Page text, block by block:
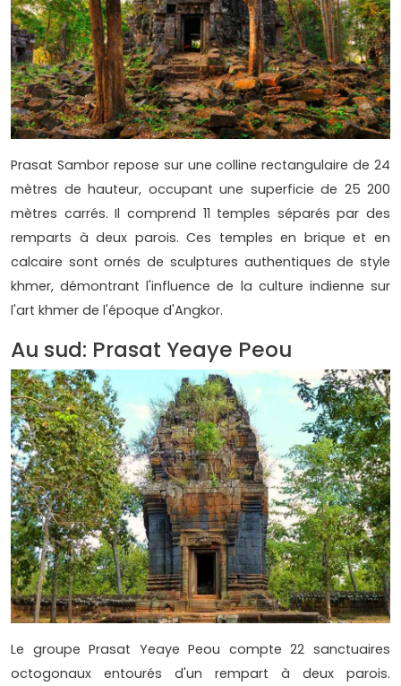
Prasat Sambor repose sur une colline rectangulaire de 24
mètres de hauteur, occupant une superficie de 25 200
mètres carrés. Il comprend 11 temples séparés par des
remparts à deux parois. Ces temples en brique et en
calcaire sont ornés de sculptures authentiques de style
khmer, démontrant l'influence de la culture indienne sur
l'art khmer de l'époque d'Angkor.
Au sud: Prasat Yeaye Peou
Le groupe Prasat Yeaye Peou compte 22 sanctuaires
octogonaux entourés d'un rempart à deux parois.